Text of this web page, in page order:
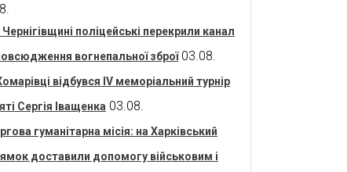
Чернігівщині поліцейські перекрили канал
вогнепальної зброї 03.08.
відбувся IV меморіальний турнір
Сергія Іващенка 03.08.
гуманітарна місія: на Харківський
доставили допомогу військовим і